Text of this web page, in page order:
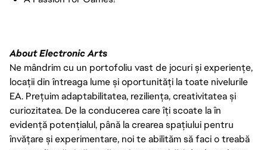
About Electronic Arts
Ne mândrim cu un portofoliu vast de jocuri și experiențe,
locații din întreaga lume și oportunități la toate nivelurile
EA. Prețuim adaptabilitatea, reziliența, creativitatea și
curiozitatea. De la conducerea care îți scoate la în
evidență potențialul, până la crearea spațiului pentru
învățare și experimentare, noi te abilităm să faci o treabă